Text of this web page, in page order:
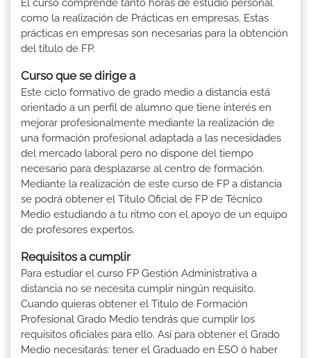
El curso comprende tanto horas de estudio personal
como la realización de Prácticas en empresas. Estas
prácticas en empresas son necesarias para la obtención
del título de FP.
Curso que se dirige a
Este ciclo formativo de grado medio a distancia está
orientado a un perfil de alumno que tiene interés en
mejorar profesionalmente mediante la realización de
una formación profesional adaptada a las necesidades
del mercado laboral pero no dispone del tiempo
necesario para desplazarse al centro de formación.
Mediante la realización de este curso de FP a distancia
se podrá obtener el Titulo Oficial de FP de Técnico
Medio estudiando a tu ritmo con el apoyo de un equipo
de profesores expertos.
Requisitos a cumplir
Para estudiar el curso FP Gestión Administrativa a
distancia no se necesita cumplir ningún requisito.
Cuando quieras obtener el Titulo de Formación
Profesional Grado Medio tendrás que cumplir los
requisitos oficiales para ello. Así para obtener el Grado
Medio necesitarás: tener el Graduado en ESO ó haber